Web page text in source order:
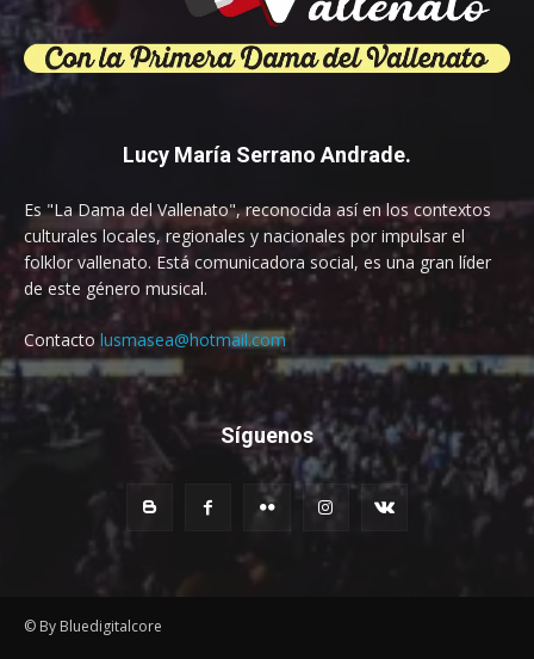
Lucy María Serrano Andrade.
Es "La Dama del Vallenato", reconocida así en los contextos
culturales locales, regionales y nacionales por impulsar el
folklor vallenato. Está comunicadora social, es una gran líder
de este género musical.
Contacto lusmasea@hotmail.com
Síguenos
© By Bluedigitalcore